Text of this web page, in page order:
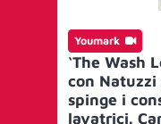
Youmark
‘The Wash
con Natuzzi
spinge i
lavatrici.